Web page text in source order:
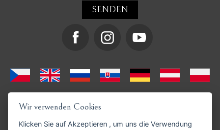
Wir verwenden Cookies
Klicken Sie auf Akzeptieren , um uns die Verwendung